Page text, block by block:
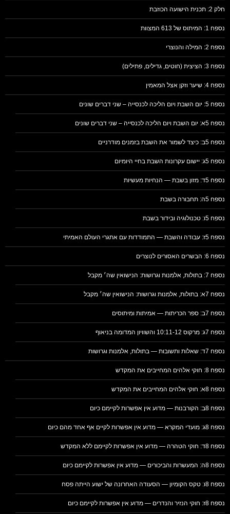
חלק 2: תכנית הישועה הכוזבת
נספח 1: המיתוס של 613 המצוות
נספח 2: המילה והנוצרי
נספח 3: הציצית (חוטים, גדילים, פתילים)
נספח 4: שיער וזקן אצל המאמין
נספח 5: יום השבת ויום הליכה לכנסייה – שני דברים שונים
נספח 5א: יום השבת ויום הליכה לכנסייה – שני דברים שונים
נספח 5ב: כיצד לשמור את השבת בזמנים מודרניים
נספח 5ג: יישום עקרונות השבת בחיי היומיום
נספח 5ד: מזון בשבת — הנחיות מעשיות
נספח 5ה: תחבורה בשבת
נספח 5ו: טכנולוגיה ובידור בשבת
נספח 5ז: עבודה והשבת — התמודדות עם אתגרי העולם האמיתי
נספח 6: הבשרים האסורים לנוצרים
נספח 7: בתולות, אלמנות וגרושות: הנישואין שה׳ מקבל
נספח 7א: בתולות, אלמנות וגרושות: הנישואין שה׳ מקבל
נספח 7ב: ספר הכריתות — אמיתות ומיתוסים
נספח 7ג: מרקוס 10:11-12 והשוויון המדומה בניאוף
נספח 7ד: שאלות ותשובות — בתולות, אלמנות וגרושות
נספח 8: חוקי אלהים המחייבים את המקדש
נספח 8א: חוקי אלהים המחייבים את המקדש
נספח 8ב: הקורבנות — מדוע אין אפשרות לקיימם כיום
נספח 8ג: מועדי המקרא — מדוע אין אפשרות לקיים אף אחד מהם כיום
נספח 8ד: חוקי הטהרה — מדוע אין אפשרות לקיימם ללא המקדש
נספח 8ה: המעשרות והביכורים — מדוע אין אפשרות לקיימם כיום
נספח 8ו: טקס הקומיון — הסעודה האחרונה של ישוע הייתה פסח
נספח 8ז: חוקי הנזיר והנדרים — מדוע אין אפשרות לקיימם כיום